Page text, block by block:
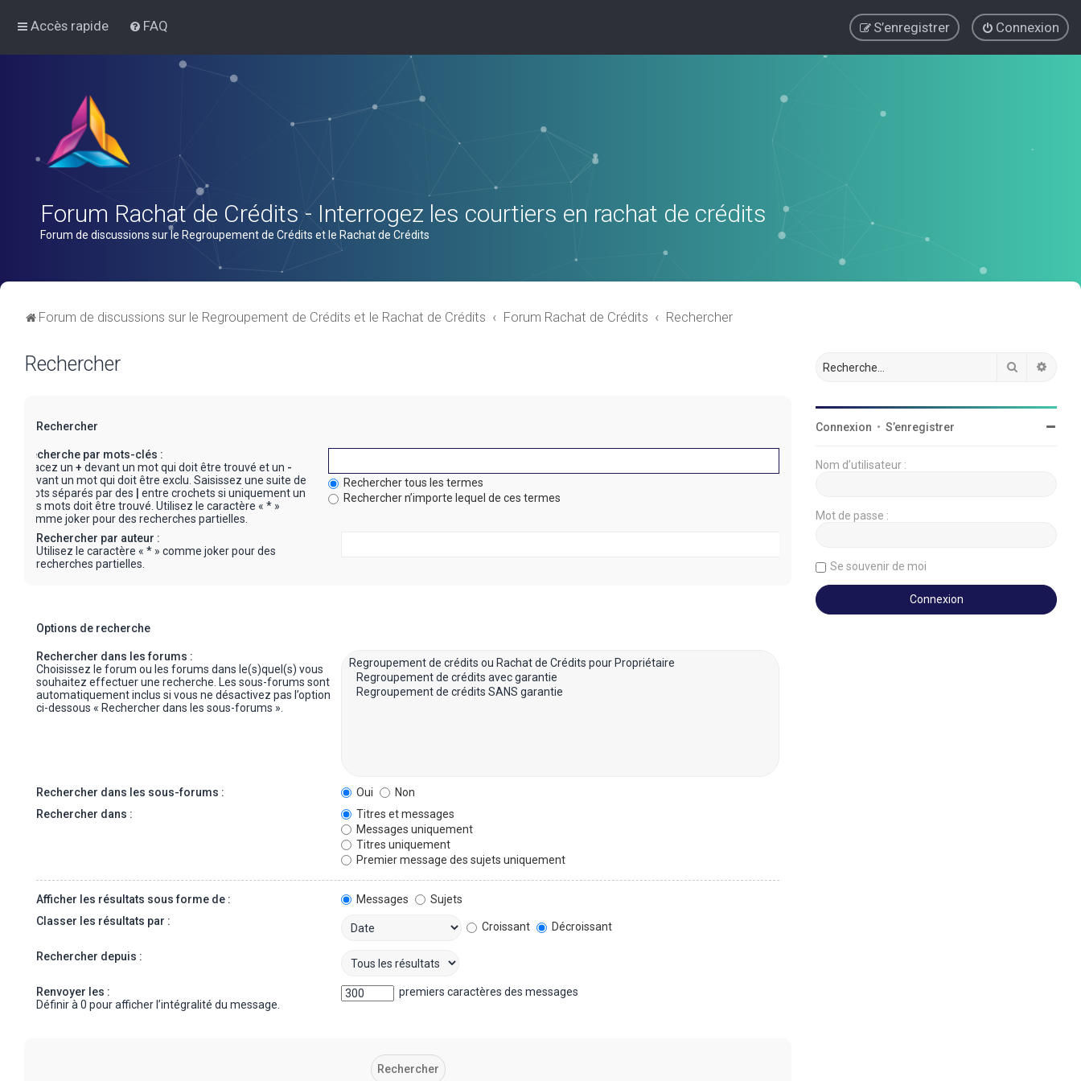
Accès rapide FAQ Connexion
S’enregistrer
Forum Rachat de Crédits - Interrogez les courtiers en rachat de crédits
Forum de discussions sur le Regroupement de Crédits et le Rachat de Crédits
Forum de discussions sur le Regroupement de Crédits et le Rachat de Crédits Forum Rachat de Crédits Rechercher
Rechercher
Rechercher
Recherche par mots-clés :
Placez un + devant un mot qui doit être trouvé et un -
devant un mot qui doit être exclu. Saisissez une suite de
mots séparés par des
entre crochets si uniquement un
des mots doit être trouvé. Utilisez le caractère « * »
comme joker pour des recherches partielles.
Rechercher tous les termes
Rechercher n’importe lequel de ces termes
Rechercher par auteur :
Utilisez le caractère « * » comme joker pour des
recherches partielles.
Options de recherche
Rechercher dans les forums :
Choisissez le forum ou les forums dans le(s)quel(s) vous
souhaitez effectuer une recherche. Les sous-forums sont
automatiquement inclus si vous ne désactivez pas l’option
ci-dessous « Rechercher dans les sous-forums ».
Rechercher dans les sous-forums : Oui
Non
Rechercher dans :
Titres et messages
Messages uniquement
Titres uniquement
Premier message des sujets uniquement
Afficher les résultats sous forme de : Messages
Sujets
Classer les résultats par :
Croissant Décroissant
Rechercher depuis :
Renvoyer les :
Définir à 0 pour afficher l’intégralité du message.
premiers caractères des messages
Rechercher
Connexion • S’enregistrer
Nom d’utilisateur :
Mot de passe :
Se souvenir de moi